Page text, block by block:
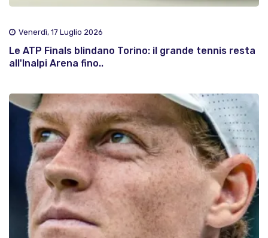
Venerdì, 17 Luglio 2026
Le ATP Finals blindano Torino: il grande tennis resta
all'Inalpi Arena fino..